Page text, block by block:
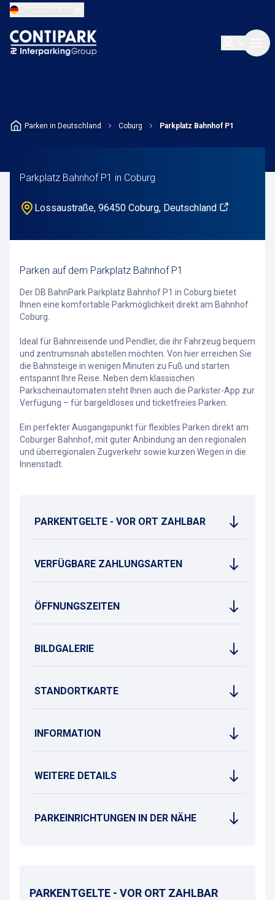
Deutschland
Parken in Deutschland Coburg Parkplatz Bahnhof P1
Parkplatz Bahnhof P1 in Coburg
Lossaustraße, 96450 Coburg, Deutschland
Parken auf dem Parkplatz Bahnhof P1
Der DB BahnPark Parkplatz Bahnhof P1 in Coburg bietet
Ihnen eine komfortable Parkmöglichkeit direkt am Bahnhof
Coburg.
Ideal für Bahnreisende und Pendler, die ihr Fahrzeug bequem
und zentrumsnah abstellen möchten. Von hier erreichen Sie
die Bahnsteige in wenigen Minuten zu Fuß und starten
entspannt Ihre Reise. Neben dem klassischen
Parkscheinautomaten steht Ihnen auch die Parkster-App zur
Verfügung – für bargeldloses und ticketfreies Parken.
Ein perfekter Ausgangspunkt für flexibles Parken direkt am
Coburger Bahnhof, mit guter Anbindung an den regionalen
und überregionalen Zugverkehr sowie kurzen Wegen in die
Innenstadt.
PARKENTGELTE - VOR ORT ZAHLBAR
VERFÜGBARE ZAHLUNGSARTEN
ÖFFNUNGSZEITEN
BILDGALERIE
STANDORTKARTE
INFORMATION
WEITERE DETAILS
PARKEINRICHTUNGEN IN DER NÄHE
PARKENTGELTE - VOR ORT ZAHLBAR